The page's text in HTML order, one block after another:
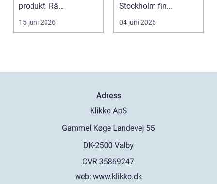
produkt. Rä...
15 juni 2026
Stockholm fin...
04 juni 2026
Adress
web: www.klikko.dk